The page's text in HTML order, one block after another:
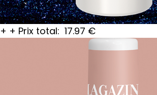
+ + Prix total: 17.97 €